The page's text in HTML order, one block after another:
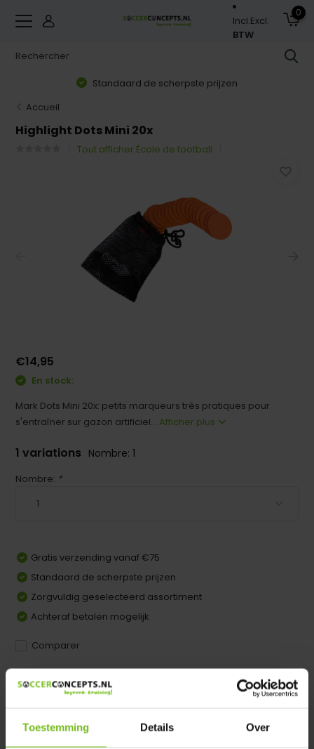
Toestemming Details Over
Incl.Excl.
BTW
0
Standaard de scherpste prijzen
Accueil
Highlight Dots Mini 20x
Tout afficher École de football
€14,95
En stock:
Mark Dots Mini 20x: petits marqueurs très pratiques pour
s'entraîner sur gazon artificiel... Afficher plus
1 variations Nombre: 1
Nombre: *
Gratis verzending vanaf €75
Standaard de scherpste prijzen
Zorgvuldig geselecteerd assortiment
Achteraf betalen mogelijk
Comparer
Dir product is beschikbaar in de volgende varianten:
We helpen u graag met meer informatie